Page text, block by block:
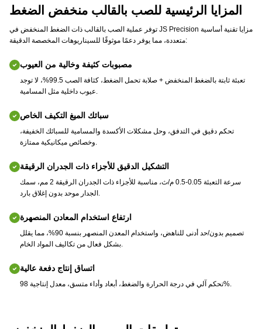
المزايا الرئيسية للصب بالقالب منخفض الضغط
توفر عملية الصب بالقالب ذات الضغط المنخفض في JS Precision مزايا تقنية أساسية
متعددة، مما يوفر دعمًا موثوقًا للسيناريوهات المخصصة الدقيقة:
مصبوبات كثيفة وخالية من العيوب
تعبئة ثابتة بالضغط المنخفض + صلابة تحمل الضغط، كثافة الصب 99.5%، لا توجد
عيوب داخلية مثل المسامية.
سبائك الميغ التكيف الخاص
تحكم دقيق في التدفق، وحل مشكلات الأكسدة والمسامية للسبائك الخفيفة،
وخصائص ميكانيكية ممتازة.
التشكيل الدقيق للأجزاء ذات الجدران الرقيقة
سرعة التعبئة 0.05-0.5 م/ث، مناسبة للأجزاء ذات الجدران الرقيقة 2 مم، سمك
الجدار موحد بدون إغلاق بارد.
ارتفاع استخدام المعادن المنصهرة
تصميم بدون/حد أدنى للناهض، واستخدام المعدن المنصهر بنسبة 90%، مما يقلل
بشكل فعال من تكاليف المواد الخام.
اتساق إنتاج دفعة عالية
تحكم آلي في درجة الحرارة والضغط، أبعاد وأداء متسق، معدل إنتاجية 98%.